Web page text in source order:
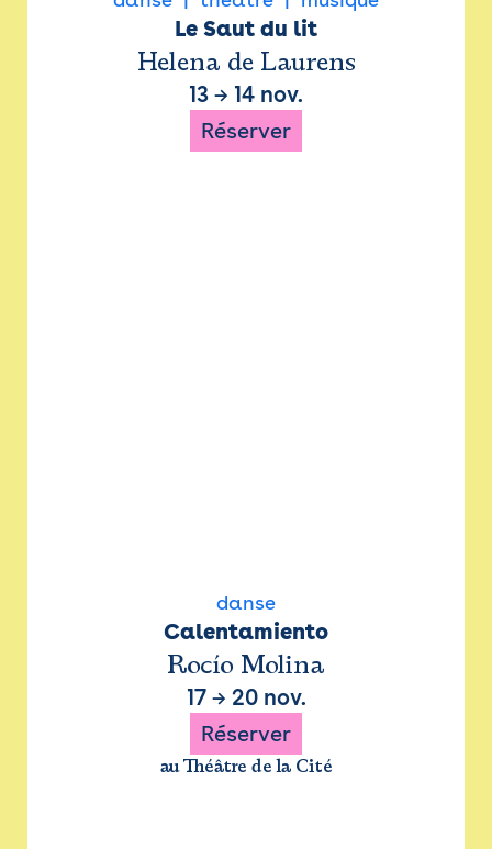
Le Saut du lit
Helena de Laurens
13 → 14 nov.
Réserver
danse
Calentamiento
Rocío Molina
17→ 20 nov.
Réserver
au Théâtre de la Cité